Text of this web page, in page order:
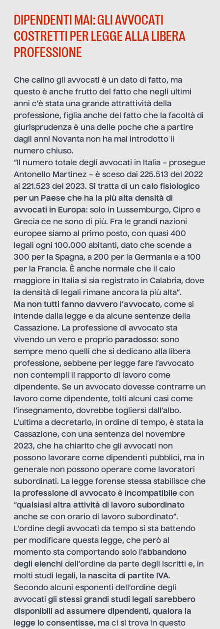
DIPENDENTI MAI: GLI AVVOCATI
COSTRETTI PER LEGGE ALLA LIBERA
PROFESSIONE
Che calino gli avvocati è un dato di fatto, ma
questo è anche frutto del fatto che negli ultimi
anni c’è stata una grande attrattività della
professione, figlia anche del fatto che la facoltà di
giurisprudenza è una delle poche che a partire
dagli anni Novanta non ha mai introdotto il
numero chiuso.
“Il numero totale degli avvocati in Italia – prosegue
Antonello Martinez – è sceso dai 225.513 del 2022
ai 221.523 del 2023. Si tratta di un calo fisiologico
per un Paese che ha la più alta densità di
avvocati in Europa: solo in Lussemburgo, Cipro e
Grecia ce ne sono di più. Fra le grandi nazioni
europee siamo al primo posto, con quasi 400
legali ogni 100.000 abitanti, dato che scende a
300 per la Spagna, a 200 per la Germania e a 100
per la Francia. È anche normale che il calo
maggiore in Italia si sia registrato in Calabria, dove
la densità di legali rimane ancora la più alta”.
Ma non tutti fanno davvero l’avvocato, come si
intende dalla legge e da alcune sentenze della
Cassazione. La professione di avvocato sta
vivendo un vero e proprio paradosso: sono
sempre meno quelli che si dedicano alla libera
professione, sebbene per legge fare l’avvocato
non contempli il rapporto di lavoro come
dipendente. Se un avvocato dovesse contrarre un
lavoro come dipendente, tolti alcuni casi come
l’insegnamento, dovrebbe togliersi dall’albo.
L’ultima a decretarlo, in ordine di tempo, è stata la
Cassazione, con una sentenza del novembre
2023, che ha chiarito che gli avvocati non
possono lavorare come dipendenti pubblici, ma in
generale non possono operare come lavoratori
subordinati. La legge forense stessa stabilisce che
la professione di avvocato è incompatibile con
“qualsiasi altra attività di lavoro subordinato
anche se con orario di lavoro subordinato”.
L’ordine degli avvocati da tempo si sta battendo
per modificare questa legge, che però al
momento sta comportando solo l’abbandono
degli elenchi dell’ordine da parte degli iscritti e, in
molti studi legali, la nascita di partite IVA.
Secondo alcuni esponenti dell’ordine degli
avvocati gli stessi grandi studi legali sarebbero
disponibili ad assumere dipendenti, qualora la
legge lo consentisse, ma ci si trova in questo